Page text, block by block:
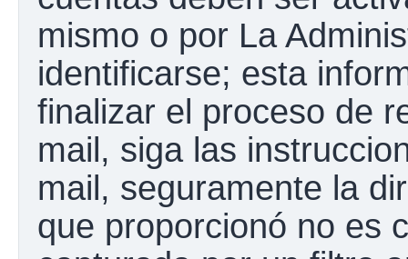
mismo o por La
identificarse; esta
finalizar el proceso de
mail, siga las
mail, seguramente la
que proporcionó no es